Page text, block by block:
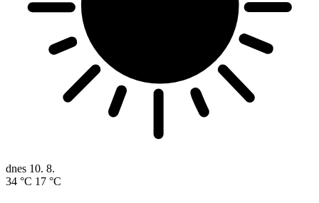
dnes 10. 8.
34 °C 17 °C